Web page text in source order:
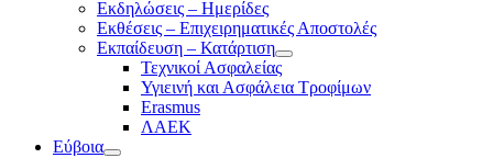
Εκδηλώσεις – Ημερίδες
Εκθέσεις – Επιχειρηματικές Αποστολές
Εκπαίδευση – Κατάρτιση
Τεχνικοί Ασφαλείας
Υγιεινή και Ασφάλεια Τροφίμων
Erasmus
ΛΑΕΚ
Εύβοια